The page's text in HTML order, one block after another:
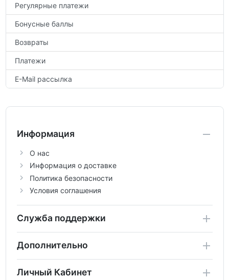
Регулярные платежи
Бонусные баллы
Возвраты
Платежи
E-Mail рассылка
Информация
О нас
Информация о доставке
Политика безопасности
Условия соглашения
Служба поддержки
Дополнительно
Личный Кабинет